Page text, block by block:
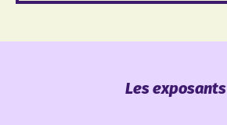
Les exposants